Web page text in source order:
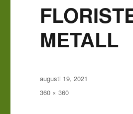
METALL
Publicerat
den
augusti 19, 2021
Full
360 × 360